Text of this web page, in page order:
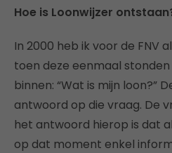
Hoe is Loonwijzer
In 2000 heb ik voor de FNV
toen deze eenmaal
binnen: “Wat is mijn loon?”
antwoord op die vraag. De
het antwoord hierop is dat
op dat moment enkel